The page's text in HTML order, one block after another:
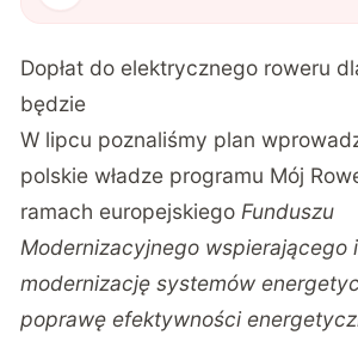
Dopłat do elektrycznego roweru
będzie
W lipcu poznaliśmy plan
polskie władze programu Mój
ramach europejskiego Funduszu
Modernizacyjnego wspierającego
modernizację systemów
poprawę efektywności